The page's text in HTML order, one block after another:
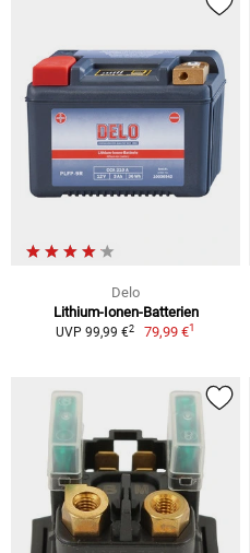
Delo
Lithium-Ionen-Batterien
UVP 99,99 €2 79,99 €1